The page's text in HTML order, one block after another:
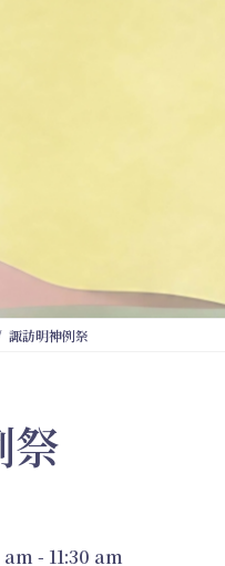
諏訪明神例祭
祭
- 11:30 am